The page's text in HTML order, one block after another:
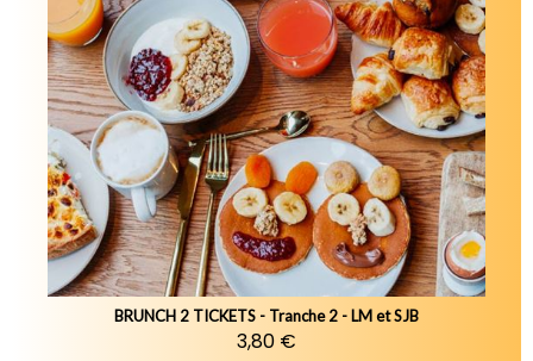
BRUNCH 2 TICKETS - Tranche 2 - LM et SJB
3,80 €